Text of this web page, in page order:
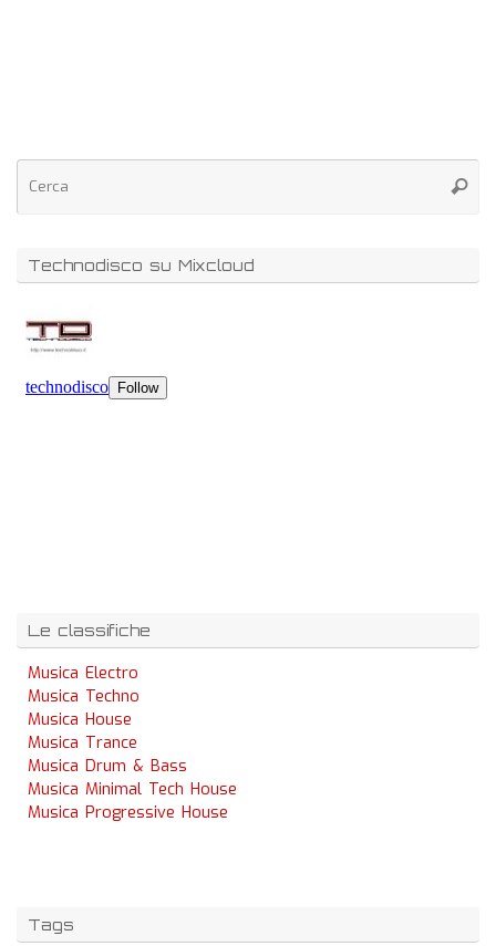
Technodisco su Mixcloud
Le classifiche
Musica Electro
Musica Techno
Musica House
Musica Trance
Musica Drum & Bass
Musica Minimal Tech House
Musica Progressive House
Tags